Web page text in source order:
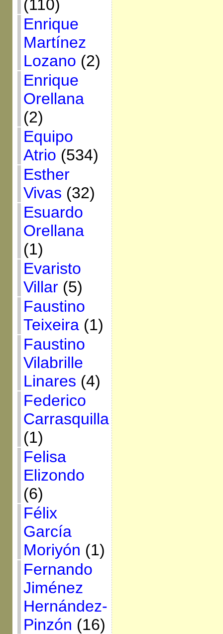
(110)
Enrique
Martínez
Lozano (2)
Enrique
Orellana
(2)
Equipo
Atrio (534)
Esther
Vivas (32)
Esuardo
Orellana
(1)
Evaristo
Villar(5)
Faustino
Teixeira(1)
Faustino
Vilabrille
Linares (4)
Federico
Carrasquilla
(1)
Felisa
Elizondo
(6)
Félix
García
Moriyón (1)
Fernando
Jiménez
Hernández-
Pinzón (16)